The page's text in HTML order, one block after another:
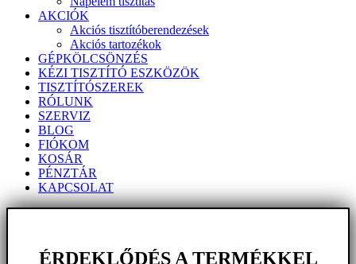
AKCIÓK
Akciós tisztítóberendezések
Akciós tartozékok
GÉPKÖLCSÖNZÉS
KÉZI TISZTÍTÓ ESZKÖZÖK
TISZTÍTÓSZEREK
RÓLUNK
SZERVIZ
BLOG
FIÓKOM
KOSÁR
PÉNZTÁR
KAPCSOLAT
ÉRDEKLŐDÉS A TERMÉKKEL